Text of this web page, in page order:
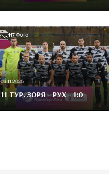
117Фото
03.11.2025
11 ТУР. ЗОРЯ - РУХ - 1:0